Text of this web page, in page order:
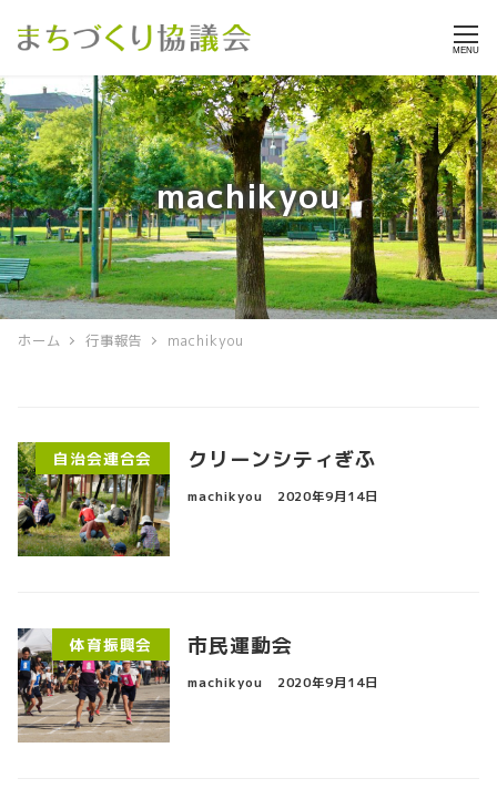
MENU
machikyou
ホーム 行事報告 machikyou
自治会連合会 クリーンシティぎふ
machikyou 2020年9月14日
体育振興会 市民運動会
machikyou 2020年9月14日